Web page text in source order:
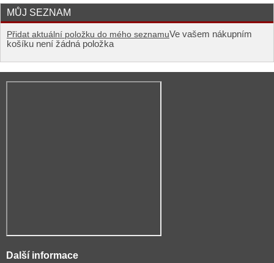
MŮJ SEZNAM
Přidat aktuální položku do mého seznamuVe vašem nákupním
košíku není žádná položka
Další informace